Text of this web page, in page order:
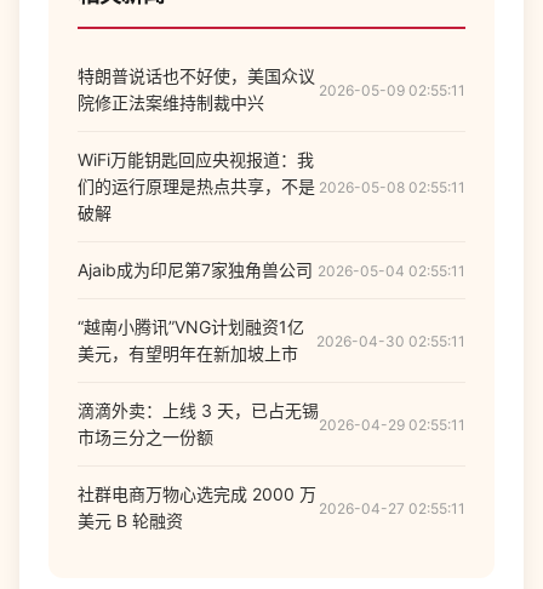
特朗普说话也不好使，美国众议
院修正法案维持制裁中兴
2026-05-09 02:55:11
WiFi万能钥匙回应央视报道：我
们的运行原理是热点共享，不是
破解
2026-05-08 02:55:11
Ajaib成为印尼第7家独角兽公司 2026-05-04 02:55:11
“越南小腾讯”VNG计划融资1亿
美元，有望明年在新加坡上市
2026-04-30 02:55:11
滴滴外卖：上线 3 天，已占无锡
市场三分之一份额
2026-04-29 02:55:11
社群电商万物心选完成 2000 万
美元 B 轮融资
2026-04-27 02:55:11